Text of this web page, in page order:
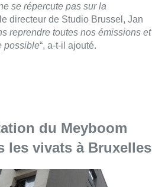
se répercute pas sur la
directeur de Studio Brussel, Jan
reprendre toutes nos émissions et
possible“, a-t-il ajouté.
du Meyboom
les vivats à Bruxelles